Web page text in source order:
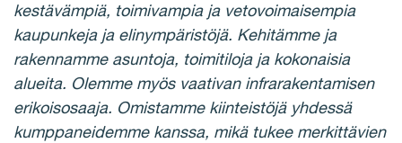
kestävämpiä, toimivampia ja vetovoimaisempia
kaupunkeja ja elinympäristöjä. Kehitämme ja
rakennamme asuntoja, toimitiloja ja kokonaisia
alueita. Olemme myös vaativan infrarakentamisen
erikoisosaaja. Omistamme kiinteistöjä yhdessä
kumppaneidemme kanssa, mikä tukee merkittävien